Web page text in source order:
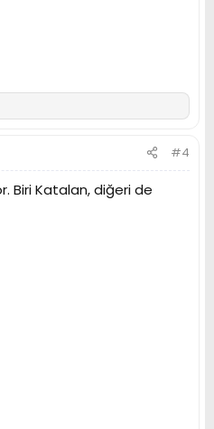
#4
Biri Katalan, diğeri de